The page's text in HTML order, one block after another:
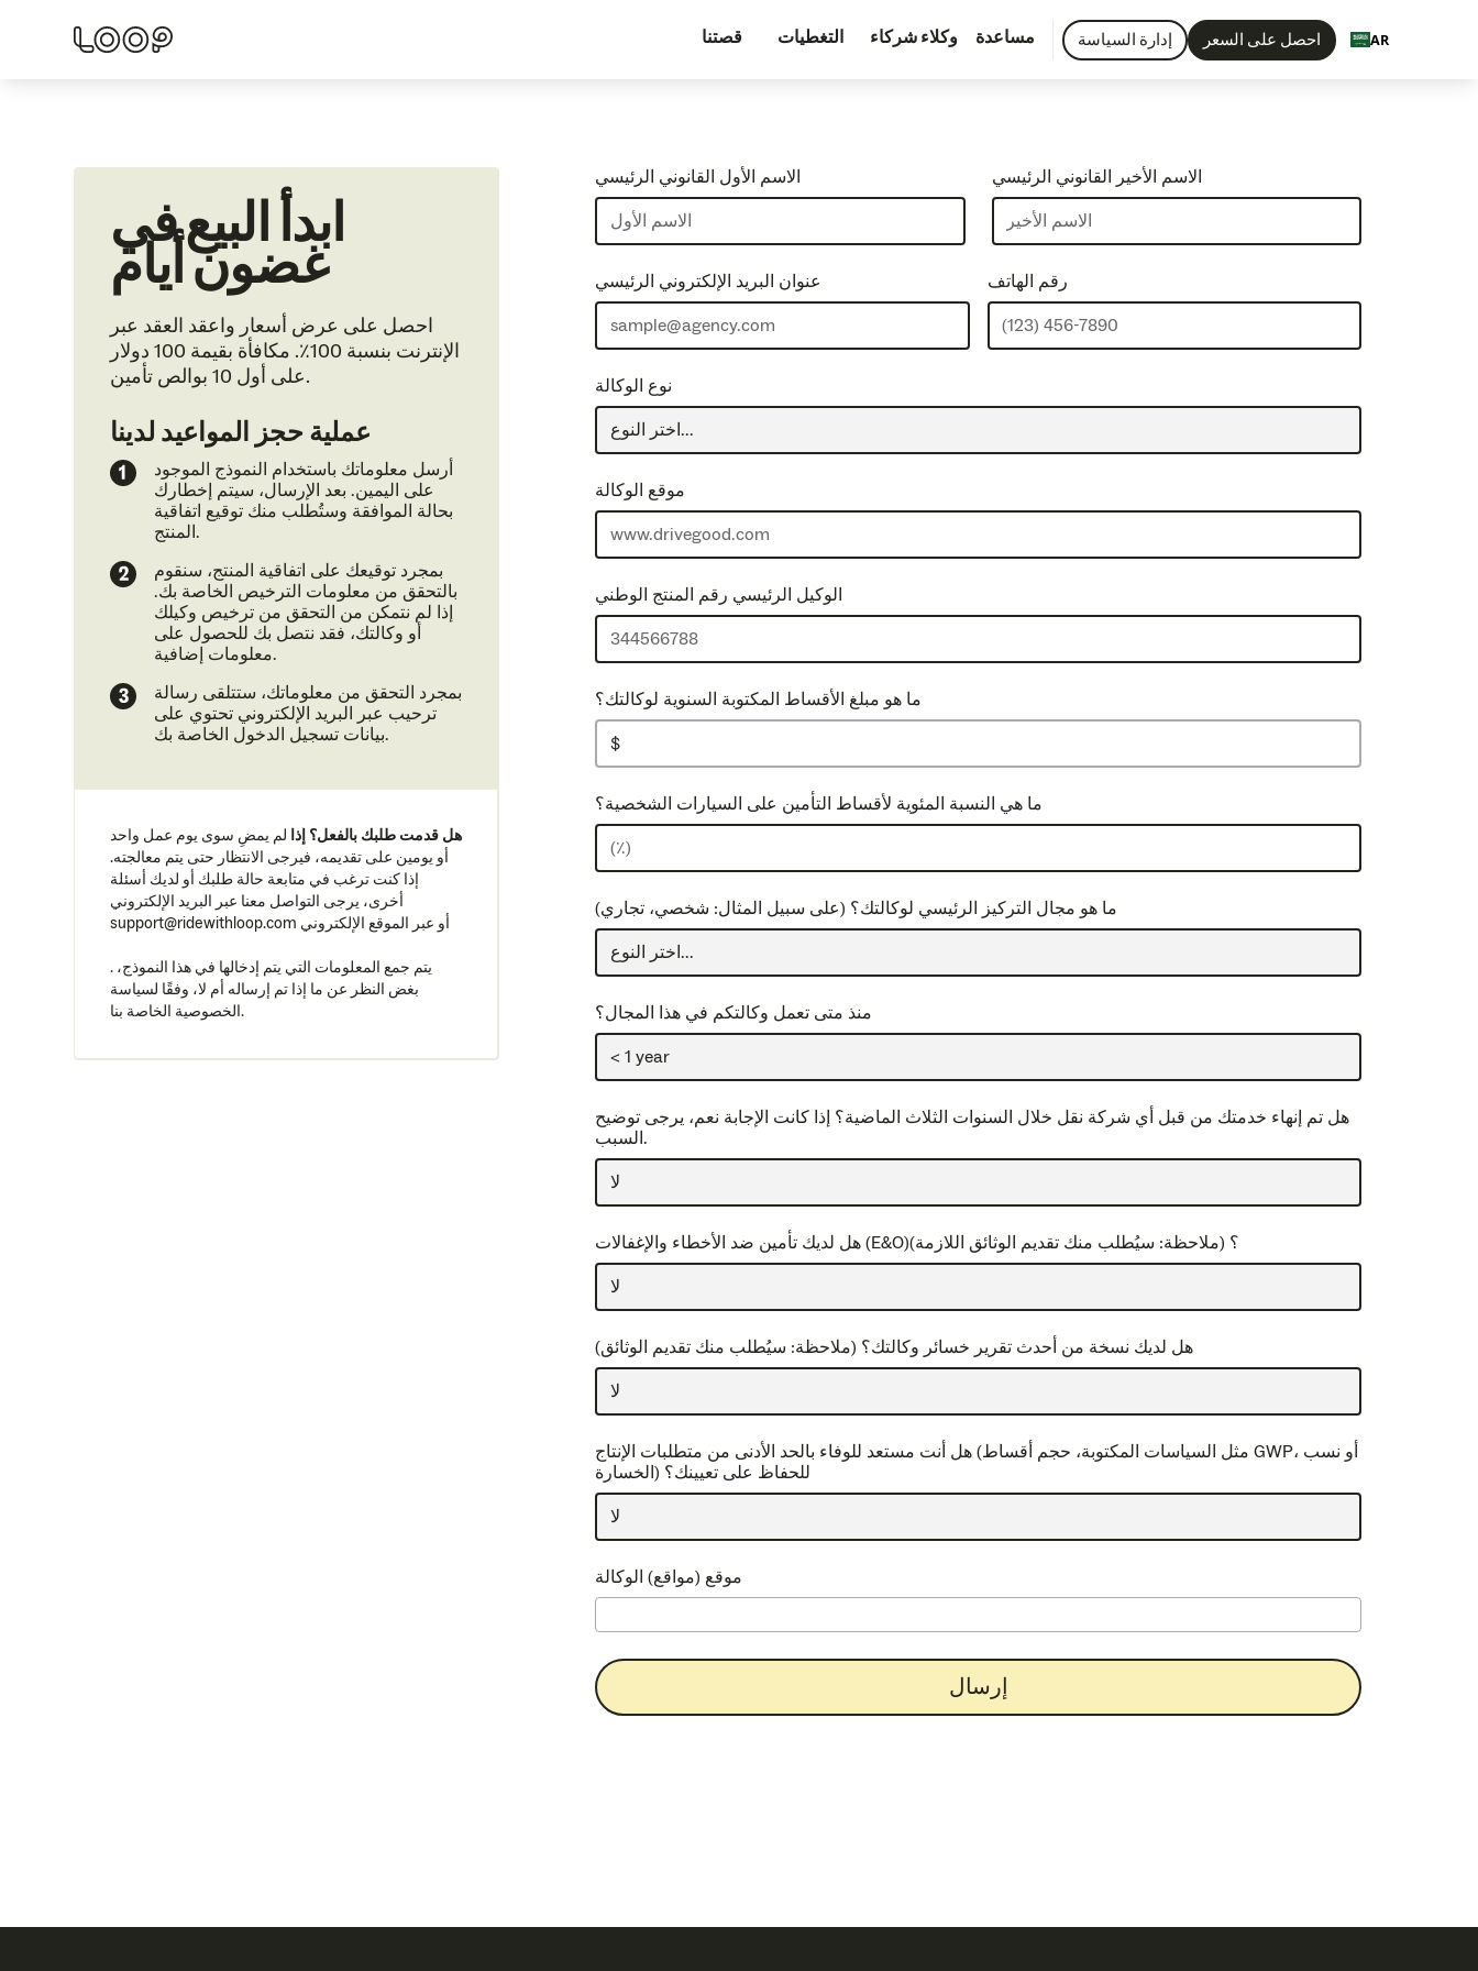
قصتنا التغطيات وكلاء شركاء مساعدة إدارة السياسة احصل على السعر AR
ابدأ البيع في
غضون أيام
احصل على عرض أسعار واعقد العقد عبر
الإنترنت بنسبة 100٪. مكافأة بقيمة 100 دولار
على أول 10 بوالص تأمين.
عملية حجز المواعيد لدينا
أرسل معلوماتك باستخدام النموذج الموجود
على اليمين. بعد الإرسال، سيتم إخطارك
بحالة الموافقة وستُطلب منك توقيع اتفاقية
المنتج.
بمجرد توقيعك على اتفاقية المنتج، سنقوم
بالتحقق من معلومات الترخيص الخاصة بك.
إذا لم نتمكن من التحقق من ترخيص وكيلك
أو وكالتك، فقد نتصل بك للحصول على
معلومات إضافية.
بمجرد التحقق من معلوماتك، ستتلقى رسالة
ترحيب عبر البريد الإلكتروني تحتوي على
بيانات تسجيل الدخول الخاصة بك.
هل قدمت طلبك بالفعل؟ إذا لم يمضِ سوى يوم عمل واحد
أو يومين على تقديمه، فيرجى الانتظار حتى يتم معالجته.
إذا كنت ترغب في متابعة حالة طلبك أو لديك أسئلة
أخرى، يرجى التواصل معنا عبر البريد الإلكتروني
support@ridewithloop.com أو عبر الموقع الإلكتروني
.
بغض النظر عن ما إذا تم إرساله أم لا، وفقًا لسياسة
الخصوصيةالخاصة بنا.
الاسم الأول القانوني الرئيسي الاسم الأخير القانوني الرئيسي
عنوان البريد الإلكتروني الرئيسي رقم الهاتف
نوع الوكالة
موقع الوكالة
الوكيل الرئيسي رقم المنتج الوطني
ما هو مبلغ الأقساط المكتوبة السنوية لوكالتك؟
ما هي النسبة المئوية لأقساط التأمين على السيارات الشخصية؟
ما هو مجال التركيز الرئيسي لوكالتك؟ (على سبيل المثال: شخصي، تجاري)
منذ متى تعمل وكالتكم في هذا المجال؟
هل تم إنهاء خدمتك من قبل أي شركة نقل خلال السنوات الثلاث الماضية؟ إذا كانت الإجابة نعم، يرجى توضيح
السبب.
هل لديك تأمين ضد الأخطاء والإغفالات (E&O)؟ (ملاحظة: سيُطلب منك تقديم الوثائق اللازمة)
هل لديك نسخة من أحدث تقرير خسائر وكالتك؟ (ملاحظة: سيُطلب منك تقديم الوثائق)
هل أنت مستعد للوفاء بالحد الأدنى من متطلبات الإنتاج (مثل السياسات المكتوبة، حجم أقساط GWP، أو نسب
الخسارة) للحفاظ على تعيينك؟
موقع (مواقع) الوكالة